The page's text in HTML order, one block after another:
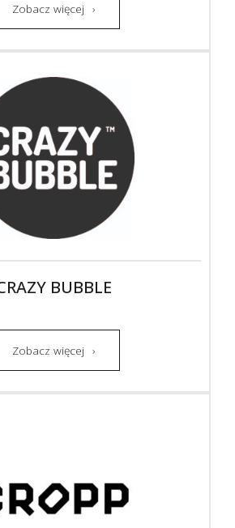
Zobacz więcej
BUBBLE
Zobacz więcej